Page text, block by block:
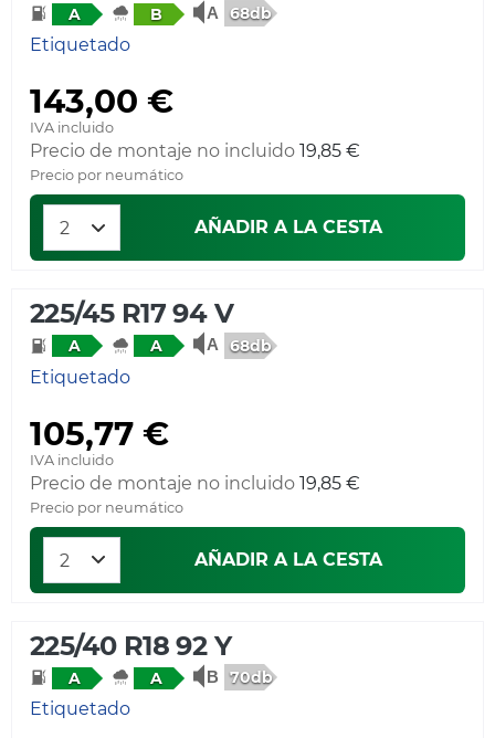
A B 68db
Etiquetado
143,00 €
IVA incluido
Precio de montaje no incluido 19,85 €
Precio por neumático
AÑADIR A LA CESTA
225/45 R17 94 V
A A 68db
Etiquetado
105,77 €
IVA incluido
Precio de montaje no incluido 19,85 €
Precio por neumático
AÑADIR A LA CESTA
225/40 R18 92 Y
A A 70db
Etiquetado